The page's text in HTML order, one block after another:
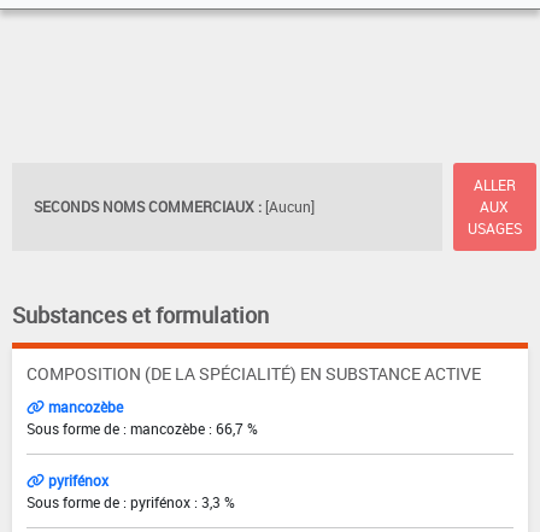
SECONDS NOMS COMMERCIAUX : [Aucun]
ALLER
AUX
USAGES
Substances et formulation
COMPOSITION (DE LA SPÉCIALITÉ) EN SUBSTANCE ACTIVE
mancozèbe
Sous forme de : mancozèbe : 66,7 %
pyrifénox
Sous forme de : pyrifénox : 3,3 %